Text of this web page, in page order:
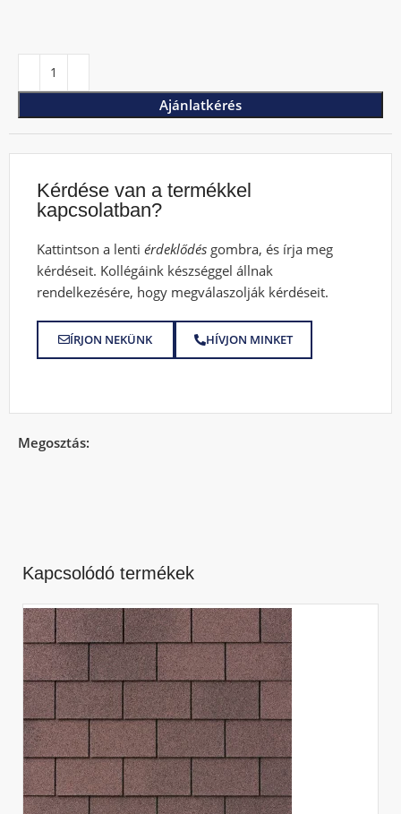
Ajánlatkérés
Kérdése van a termékkel
kapcsolatban?
Kattintson a lentiérdeklődés gombra, és írja meg
kérdéseit. Kollégáink készséggel állnak
rendelkezésére, hogy megválaszolják kérdéseit.
ÍRJON NEKÜNK HÍVJON MINKET
Megosztás:
Kapcsolódó termékek